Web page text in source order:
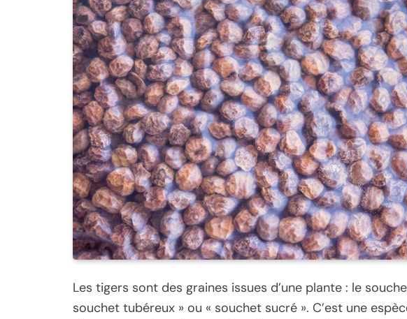
Les tigers sont des graines issues d’une plante : le
souchet tubéreux » ou « souchet sucré ». C’est une